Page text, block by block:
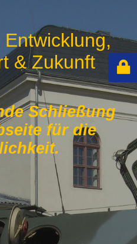
& Zukunft
Schließung
für die